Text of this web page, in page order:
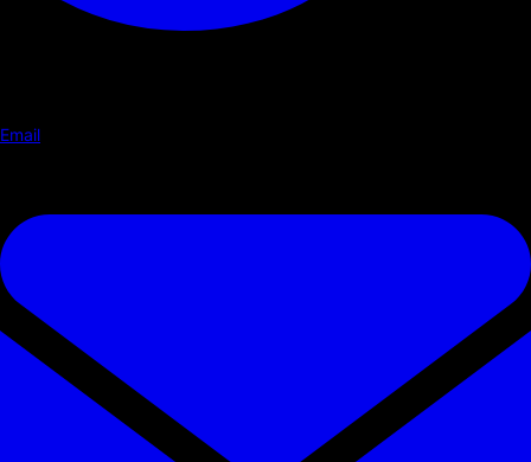
Email